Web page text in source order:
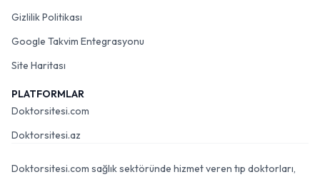
Gizlilik Politikası
Google Takvim Entegrasyonu
Site Haritası
PLATFORMLAR
Doktorsitesi.com
Doktorsitesi.az
Doktorsitesi.com sağlık sektöründe hizmet veren tıp doktorları,